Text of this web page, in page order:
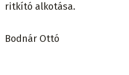
ritkító alkotása.
Bodnár Ottó